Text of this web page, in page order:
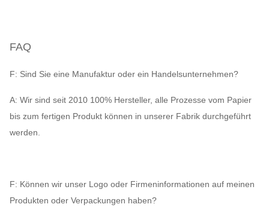
FAQ
F: Sind Sie eine Manufaktur oder ein Handelsunternehmen?
A: Wir sind seit 2010 100% Hersteller, alle Prozesse vom Papier
bis zum fertigen Produkt können in unserer Fabrik durchgeführt
werden.
F: Können wir unser Logo oder Firmeninformationen auf meinen
Produkten oder Verpackungen haben?